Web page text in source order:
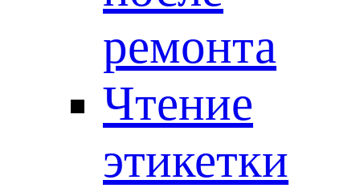
ремонта
Чтение
этикетки